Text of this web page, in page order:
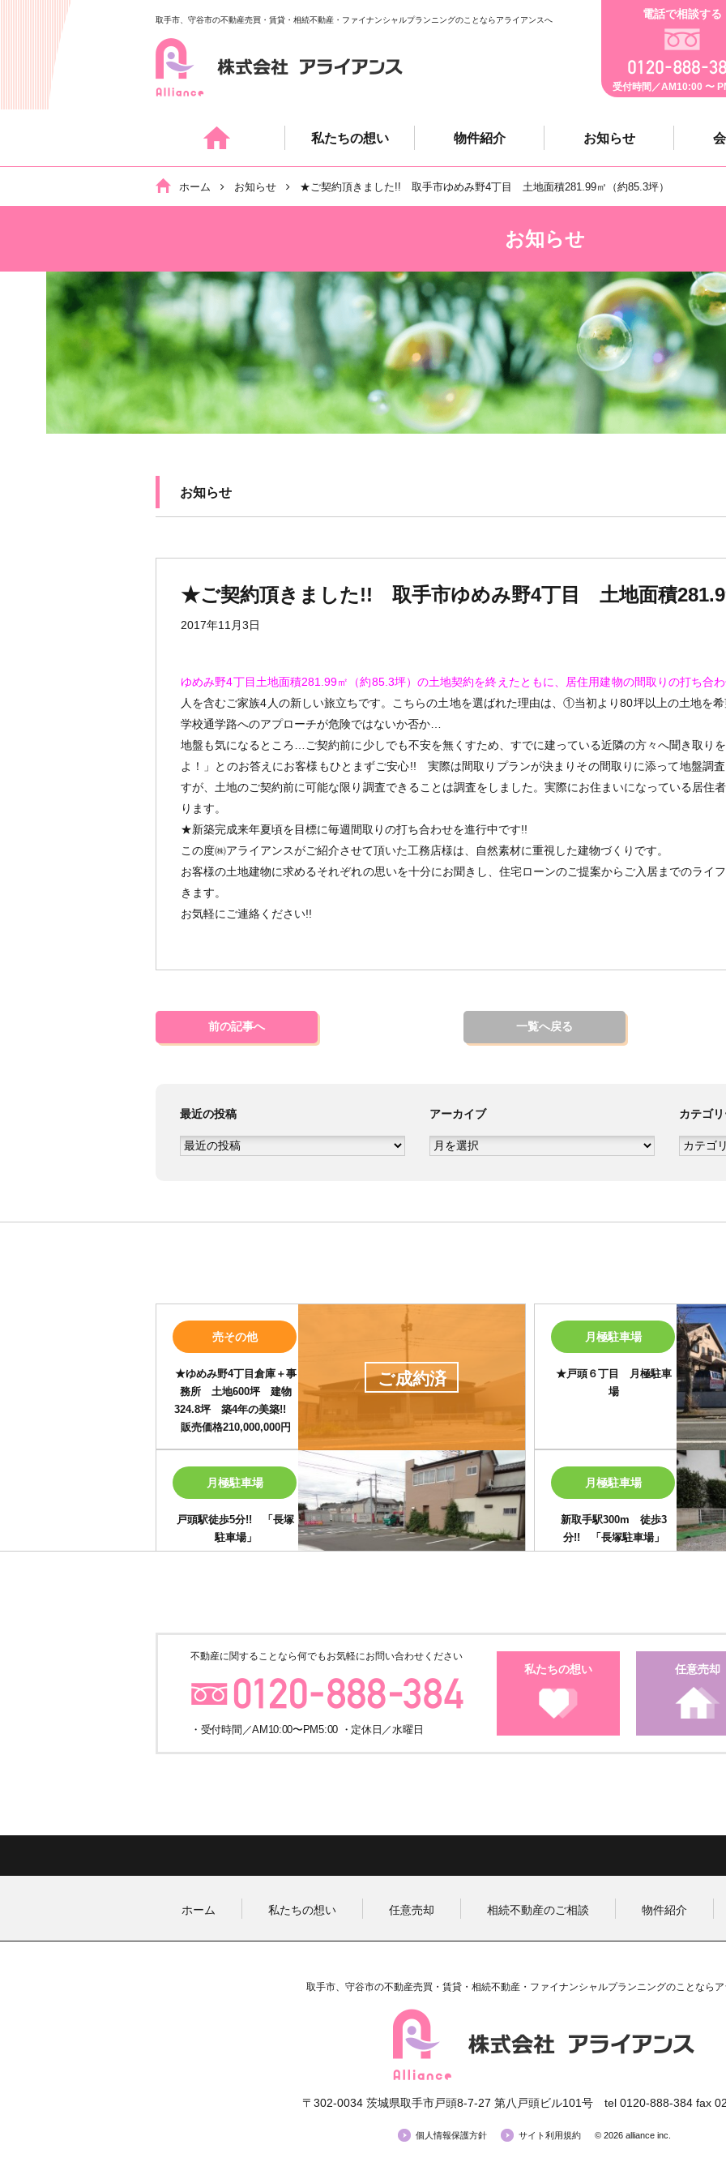
取手市、守谷市の不動産売買・賃貸・相続不動産・ファイナンシャルプランニングのことならアライアンスへ 電話で相談する
受付時間／AM10:00 〜
私たちの想い 物件紹介 お知らせ
ホーム お知らせ ★ご契約頂きました!! 取手市ゆめみ野4丁目 土地面積281.99㎡（約85.3坪）
お知らせ
お知らせ
★ご契約頂きました!! 取手市ゆめみ野4丁目 土地面積
2017年11月3日
ゆめみ野4丁目土地面積281.99㎡（約85.3坪）の土地契約を終えたともに、居住用建物の間取りの打ち合
人を含むご家族4人の新しい旅立ちです。こちらの土地を選ばれた理由は、①当初より80坪以上の土地
学校通学路へのアプローチが危険ではないか否か…
地盤も気になるところ…ご契約前に少しでも不安を無くすため、すでに建っている近隣の方々へ聞き取り
よ！」とのお答えにお客様もひとまずご安心!! 実際は間取りプランが決まりその間取りに添って地盤調
すが、土地のご契約前に可能な限り調査できることは調査をしました。実際にお住まいになっている居住
ります。
★新築完成来年夏頃を目標に毎週間取りの打ち合わせを進行中です!!
この度㈱アライアンスがご紹介させて頂いた工務店様は、自然素材に重視した建物づくりです。
お客様の土地建物に求めるそれぞれの思いを十分にお聞きし、住宅ローンのご提案からご入居までのライ
きます。
お気軽にご連絡ください!!
前の記事へ 一覧へ戻る
最近の投稿 アーカイブ
ア
ー
カ
カテゴ
カ
テ
ゴ
売その他
★ゆめみ野4丁目倉庫＋事
務所 土地600坪 建物
324.8坪 築4年の美築!!
販売価格210,000,000円
ご成約済
月極駐車場
★戸頭６丁目 月極駐車
場
月極駐車場
戸頭駅徒歩5分!! 「長塚
駐車場」
月極駐車場
新取手駅300m 徒歩3
分!! 「長塚駐車場」
守谷市けやき台 ふれあ
い道路沿い 「染谷駐車
場」
★TX守谷駅 徒歩4分!!月
不動産に関することなら何でもお気軽にお問い合わせください
・受付時間／AM10:00〜PM5:00 ・定休日／水曜日
私たちの想い 任意売却
ホーム 私たちの想い 任意売却 相続不動産のご相談 物件紹介
取手市、守谷市の不動産売買・賃貸・相続不動産・ファイナンシャルプランニングのことなら
〒302-0034 茨城県取手市戸頭8-7-27 第八戸頭ビル101号 tel 0120-888-384 fax
個人情報保護方針 サイト利用規約 © 2026 alliance inc.